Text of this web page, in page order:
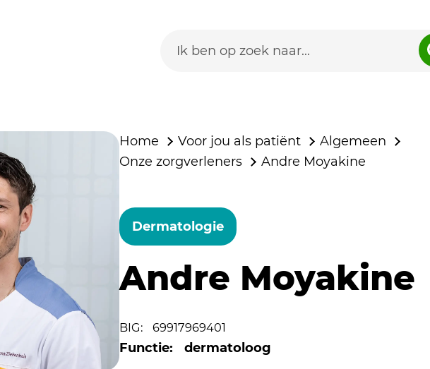
Home Voor jou als patiënt
Algemeen
Onze zorgverleners
Andre Moyakine
Dermatologie
Andre Moyakine
BIG: 69917969401
Functie: dermatoloog